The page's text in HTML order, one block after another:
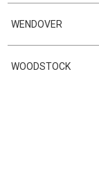
WENDOVER
WOODSTOCK